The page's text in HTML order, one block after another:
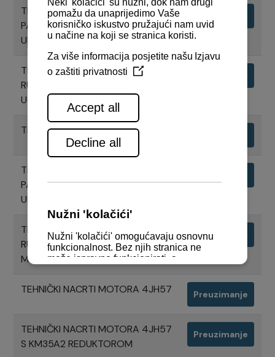
TEHNIČKI NACRTI START STOP
PANELA KONTROLNOG SUSTAVA
UPRAVLJANJA
TEHNIČKI NACRTI KOMANDNE
RUČICE ZA JEDNOSTRUKU
UGRADNJU
TEHNIČKI NACRTI VCS - PANEL
TEHNIČKI NACRTI BACK UP
PANELA KONTROLNOG SUSTAVA
UPRAVLJANJA
TEHNIČKI NACRTI KOMANDNE
RUČICE PRILIKOM UGRADNJE 2
MOTORA
Preuzimanje
TEHNIČKI NACRTI MOTORA 4JH57 Preuzimanje
TEHNIČKI NACRTI MOTORA 4JH57
S KM35A2 REDUKTOROM
Preuzimanje